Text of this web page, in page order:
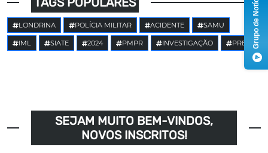
LONDRINA POLÍCIA MILITAR ACIDENTE SAMU
IML SIATE 2024 PMPR INVESTIGAÇÃO PRE
SEJAM MUITO BEM-VINDOS,
NOVOS INSCRITOS!
Grupo de Notícias